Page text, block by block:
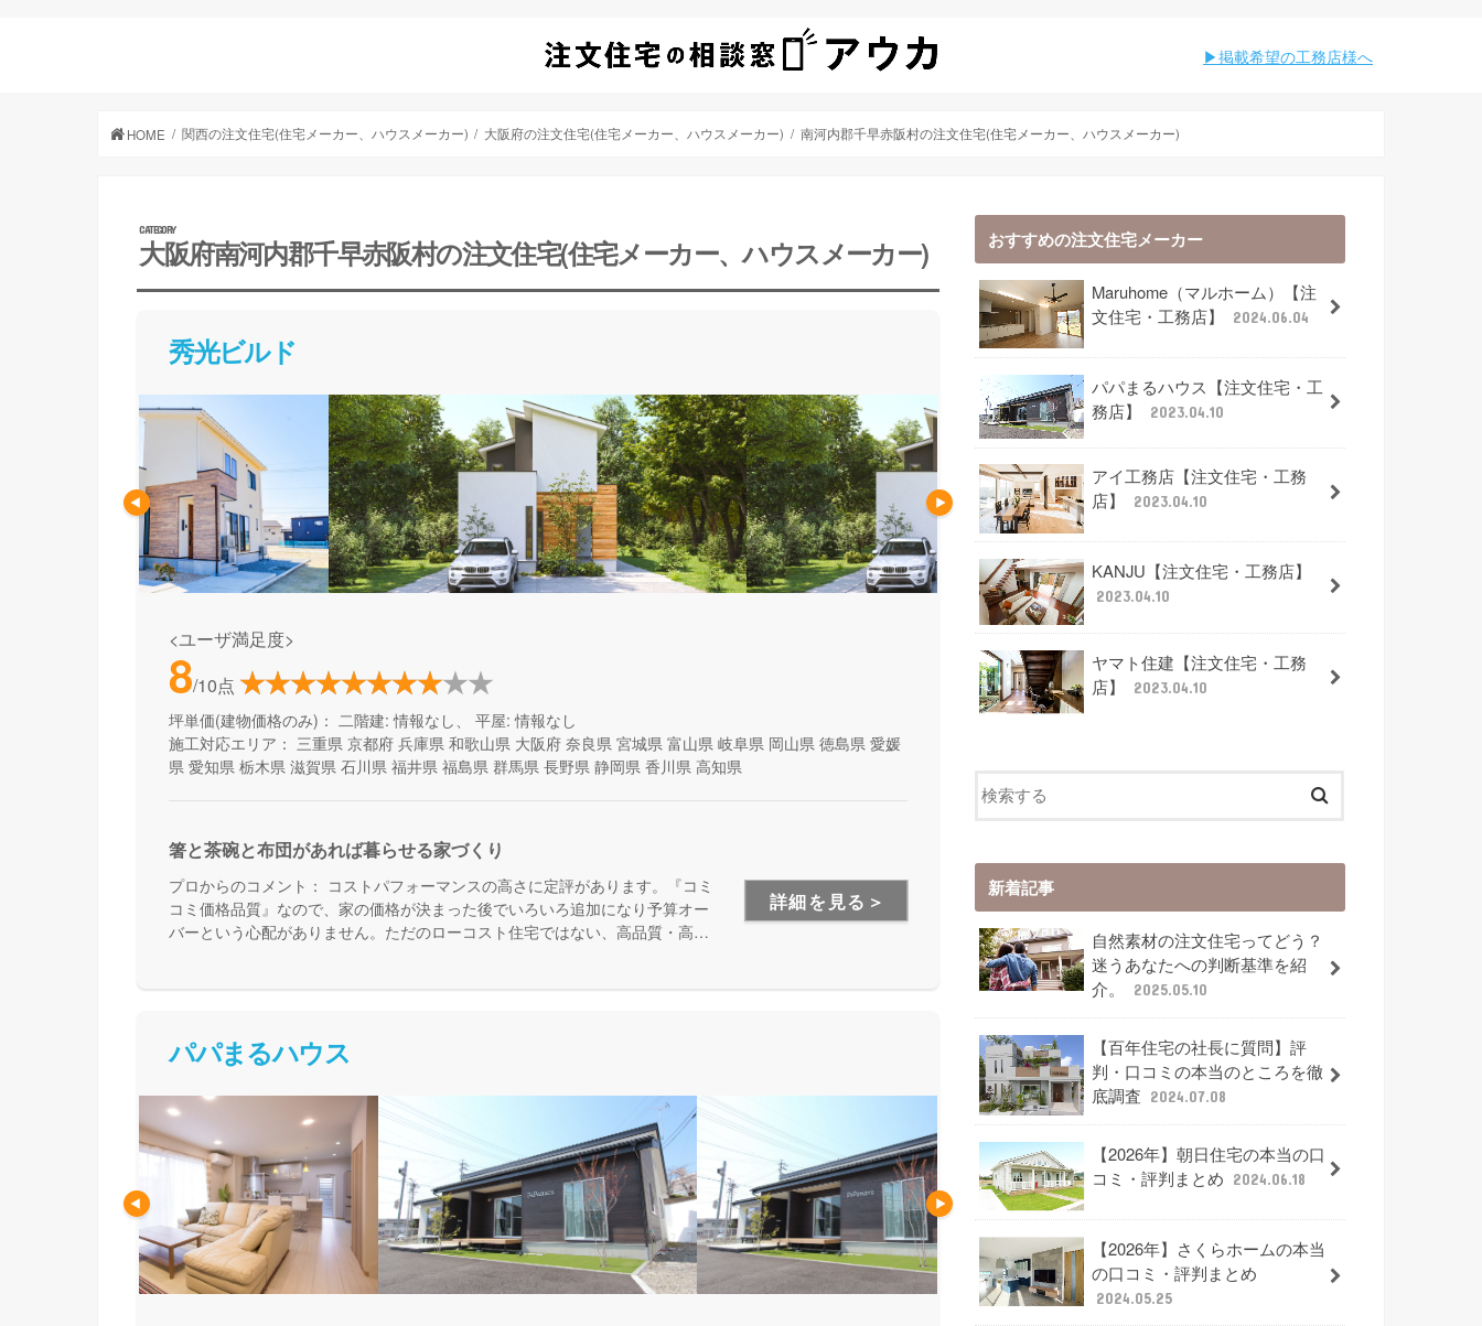
︎︎掲載希望の工務店様へ
HOME 関西の注文住宅(住宅メーカー、ハウスメーカー) 大阪府の注文住宅(住宅メーカー、ハウスメーカー) 南河内郡千早赤阪村の注文住宅(住宅メーカー、ハウスメーカー)
大阪府南河内郡千早赤阪村の注文住宅(住宅メーカー、ハウスメーカー)
秀光ビルド
<ユーザ満足度>
8/10点
坪単価(建物価格のみ)： 二階建: 情報なし、 平屋: 情報なし
施工対応エリア： 三重県 京都府 兵庫県 和歌山県 大阪府 奈良県 宮城県 富山県 岐阜県 岡山県 徳島県 愛媛
県 愛知県 栃木県 滋賀県 石川県 福井県 福島県 群馬県 長野県 静岡県 香川県 高知県
箸と茶碗と布団があれば暮らせる家づくり
プロからのコメント： コストパフォーマンスの高さに定評があります。『コミ
コミ価格品質』なので、家の価格が決まった後でいろいろ追加になり予算オー
バーという心配がありません。ただのローコスト住宅ではない、高品質・高性
詳細を見る＞
パパまるハウス
おすすめの注文住宅メーカー
Maruhome（マルホーム）【注
文住宅・工務店】
2024.06.04
パパまるハウス【注文住宅・工
務店】
2023.04.10
アイ工務店【注文住宅・工務
店】
2023.04.10
KANJU【注文住宅・工務店】
2023.04.10
ヤマト住建【注文住宅・工務
店】
2023.04.10
新着記事
自然素材の注文住宅ってどう？
迷うあなたへの判断基準を紹
介。
2025.05.10
【百年住宅の社長に質問】評
判・口コミの本当のところを徹
底調査
2024.07.08
【2026年】朝日住宅の本当の口
コミ・評判まとめ
2024.06.18
【2026年】さくらホームの本当
の口コミ・評判まとめ
2024.05.25